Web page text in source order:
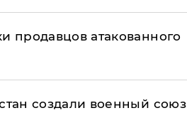
продавцов атакованного
создали военный союз